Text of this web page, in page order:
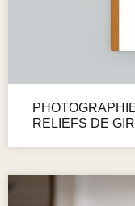
RELIEFS DE